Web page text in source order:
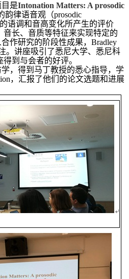
是Intonation Matters: A prosodic
韵律语音观（prosodic
语调和音高变化所产生的评价
音长、音质等特征来实现特定的
作研究的阶段性成果，Bradley
。讲座吸引了悉尼大学、悉尼科
到与会者的好评。
，得到马丁教授的悉心指导，学
，汇报了他们的论文选题和进展